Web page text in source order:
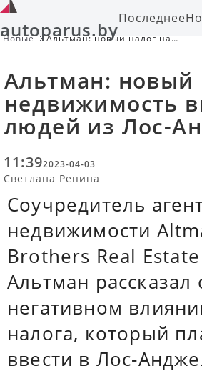
autoparus.byПоследнее
Новые
Альтман: новый налог на
Альтман: новый
недвижимость
людей из Лос-
11:392023-04-03
Светлана Репина
Соучредитель
недвижимости
Brothers Real
Альтман рассказал
негативном
налога, который
ввести в Лос-